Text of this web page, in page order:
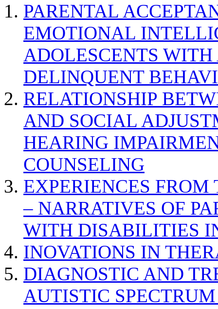
PARENTAL
EMOTIONAL
ADOLESCENTS
DELINQUENT
RELATIONSHIP
AND SOCIAL
HEARING
COUNSELING
EXPERIENCES
– NARRATIVES OF
WITH DISABILITIES
INOVATIONS IN
DIAGNOSTIC AND
AUTISTIC